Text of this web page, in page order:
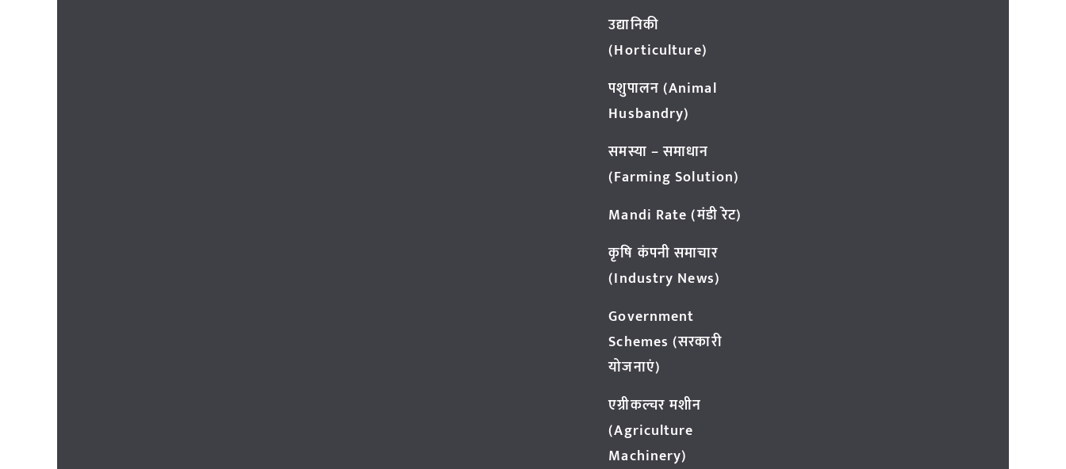
उद्यानिकी
(Horticulture)
पशुपालन (Animal
Husbandry)
समस्या – समाधान
(Farming Solution)
Mandi Rate (मंडी रेट)
कृषि कंपनी समाचार
(Industry News)
Government
Schemes (सरकारी
योजनाएं)
एग्रीकल्चर मशीन
(Agriculture
Machinery)